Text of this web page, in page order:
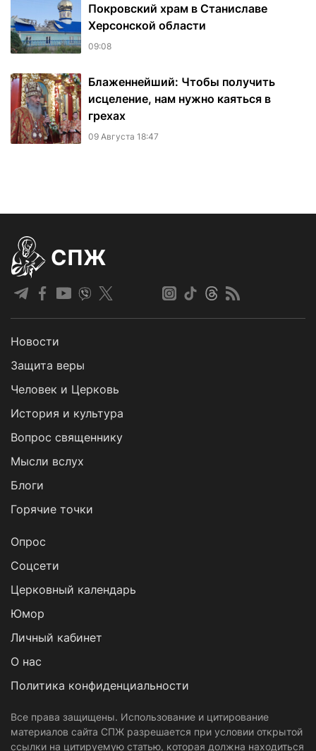
Покровский храм в Станиславе
Херсонской области
09:08
Блаженнейший: Чтобы получить
исцеление, нам нужно каяться в
грехах
09 Августа 18:47
СПЖ
Новости
Защита веры
Человек и Церковь
История и культура
Вопрос священнику
Мысли вслух
Блоги
Горячие точки
Опрос
Cоцсети
Церковный календарь
Юмор
Личный кабинет
О нас
Политика конфиденциальности
Все права защищены. Использование и цитирование
материалов сайта СПЖ разрешается при условии открытой
ссылки на цитируемую статью, которая должна находиться